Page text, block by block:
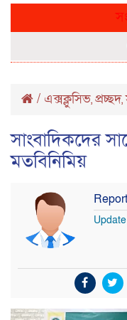
/ এক্সক্লুসিভ, প্রচ্ছদ,
সাংবাদিকদের
মতবিনিমিয়
Update